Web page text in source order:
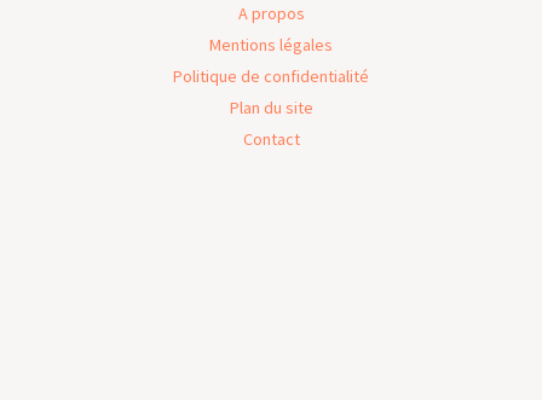
A propos
Mentions légales
Politique de confidentialité
Plan du site
Contact